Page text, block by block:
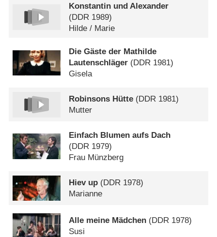
Konstantin und Alexander
(DDR 1989)
Hilde /​ Marie
Die Gäste der Mathilde
Lautenschläger (DDR 1981)
Gisela
Robinsons Hütte (DDR 1981)
Mutter
Einfach Blumen aufs Dach
(DDR 1979)
Frau Münzberg
Hiev up (DDR 1978)
Marianne
Alle meine Mädchen (DDR 1978)
Susi